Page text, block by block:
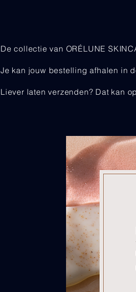
De collectie van ORÉLUNE
Je kan jouw bestelling afhalen in
Liever laten verzenden? Dat kan